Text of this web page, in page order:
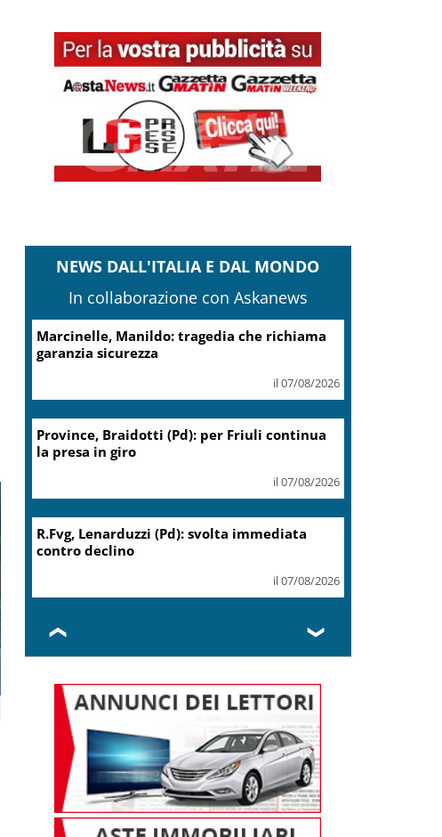
NEWS DALL'ITALIA E DAL MONDO
In collaborazione con Askanews
Marcinelle, Manildo: tragedia che richiama
garanzia sicurezza
il 07/08/2026
Province, Braidotti (Pd): per Friuli continua
la presa in giro
il 07/08/2026
R.Fvg, Lenarduzzi (Pd): svolta immediata
contro declino
il 07/08/2026
❮ ❯